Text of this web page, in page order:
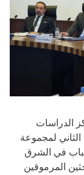
استضاف مركز الدراسات
الثاني لمجموعة
في الشرق
المرموقين